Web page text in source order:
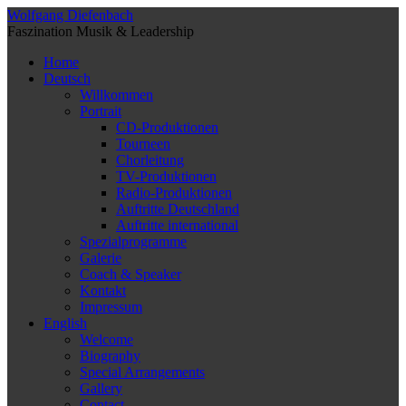
Wolfgang Diefenbach
Faszination Musik & Leadership
Home
Deutsch
Willkommen
Portrait
CD-Produktionen
Tourneen
Chorleitung
TV-Produktionen
Radio-Produktionen
Auftritte Deutschland
Auftritte international
Spezialprogramme
Galerie
Coach & Speaker
Kontakt
Impressum
English
Welcome
Biography
Special Arrangements
Gallery